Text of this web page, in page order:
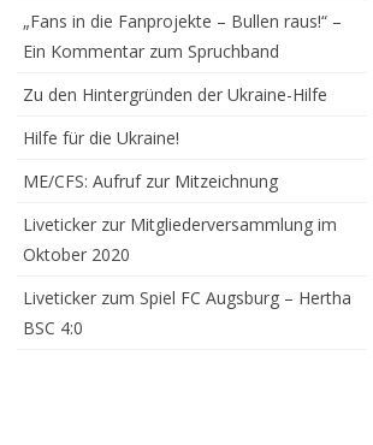
SAISON 09/10
SAISON 10/11
SAISON 14/15
„Fans in die Fanprojekte – Bullen raus!“ –
Ein Kommentar zum Spruchband
Zu den Hintergründen der Ukraine-Hilfe
Hilfe für die Ukraine!
ME/CFS: Aufruf zur Mitzeichnung
Liveticker zur Mitgliederversammlung im
Oktober 2020
Liveticker zum Spiel FC Augsburg – Hertha
BSC 4:0